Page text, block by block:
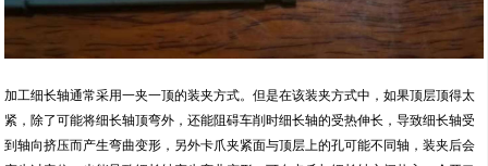
加工细长轴通常采用一夹一顶的装夹方式。但是在该装夹方式中，如果顶层顶得太
紧，除了可能将细长轴顶弯外，还能阻碍车削时细长轴的受热伸长，导致细长轴受
到轴向挤压而产生弯曲变形，另外卡爪夹紧面与顶层上的孔可能不同轴，装夹后会